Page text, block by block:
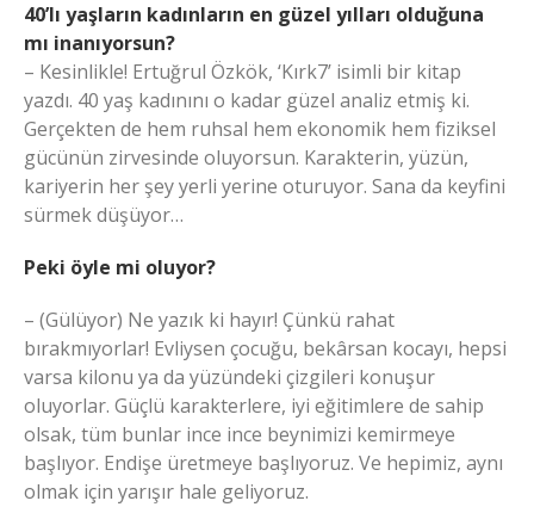
40’lı yaşların kadınların en güzel yılları olduğuna
mı inanıyorsun?
– Kesinlikle! Ertuğrul Özkök, ‘Kırk7’ isimli bir kitap
yazdı. 40 yaş kadınını o kadar güzel analiz etmiş ki.
Gerçekten de hem ruhsal hem ekonomik hem fiziksel
gücünün zirvesinde oluyorsun. Karakterin, yüzün,
kariyerin her şey yerli yerine oturuyor. Sana da keyfini
sürmek düşüyor…
Peki öyle mi oluyor?
– (Gülüyor) Ne yazık ki hayır! Çünkü rahat
bırakmıyorlar! Evliysen çocuğu, bekârsan kocayı, hepsi
varsa kilonu ya da yüzündeki çizgileri konuşur
oluyorlar. Güçlü karakterlere, iyi eğitimlere de sahip
olsak, tüm bunlar ince ince beynimizi kemirmeye
başlıyor. Endişe üretmeye başlıyoruz. Ve hepimiz, aynı
olmak için yarışır hale geliyoruz.